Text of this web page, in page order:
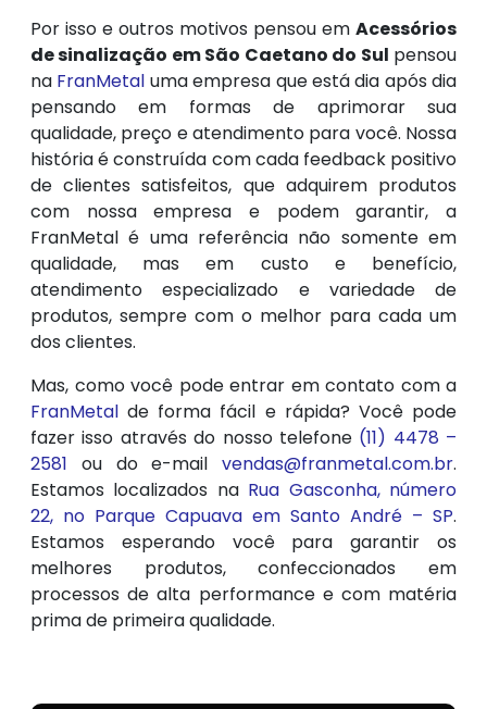
Por isso e outros motivos pensou em Acessórios
de sinalização em São Caetano do Sul pensou
na FranMetal uma empresa que está dia após dia
pensando em formas de aprimorar sua
qualidade, preço e atendimento para você. Nossa
história é construída com cada feedback positivo
de clientes satisfeitos, que adquirem produtos
com nossa empresa e podem garantir, a
FranMetal é uma referência não somente em
qualidade, mas em custo e benefício,
atendimento especializado e variedade de
produtos, sempre com o melhor para cada um
dos clientes.
Mas, como você pode entrar em contato com a
FranMetal de forma fácil e rápida? Você pode
fazer isso através do nosso telefone (11) 4478 –
2581 ou do e-mail vendas@franmetal.com.br.
Estamos localizados na Rua Gasconha, número
22, no Parque Capuava em Santo André – SP.
Estamos esperando você para garantir os
melhores produtos, confeccionados em
processos de alta performance e com matéria
prima de primeira qualidade.